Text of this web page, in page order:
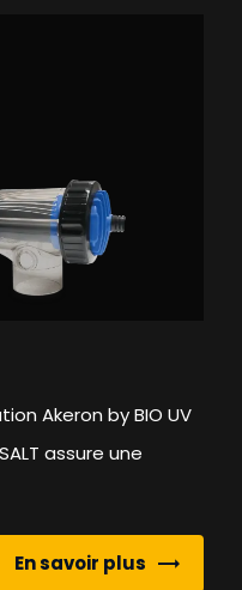
Akeron by BIO UV
assure une
En savoir plus